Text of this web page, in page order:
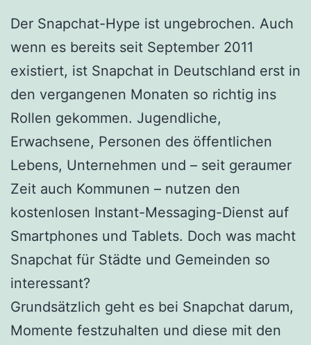
Der Snapchat-Hype ist ungebrochen. Auch
wenn es bereits seit September 2011
existiert, ist Snapchat in Deutschland erst in
den vergangenen Monaten so richtig ins
Rollen gekommen. Jugendliche,
Erwachsene, Personen des öffentlichen
Lebens, Unternehmen und – seit geraumer
Zeit auch Kommunen – nutzen den
kostenlosen Instant-Messaging-Dienst auf
Smartphones und Tablets. Doch was macht
Snapchat für Städte und Gemeinden so
interessant?
Grundsätzlich geht es bei Snapchat darum,
Momente festzuhalten und diese mit den